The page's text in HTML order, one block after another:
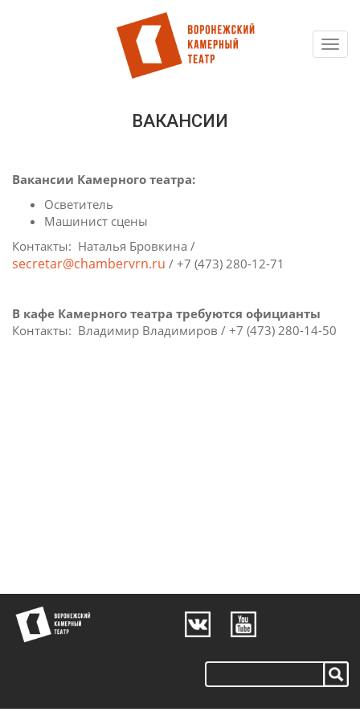
ВАКАНСИИ
Вакансии Камерного театра:
Осветитель
Машинист сцены
Контакты: Наталья Бровкина /
secretar@chambervrn.ru / +7 (473) 280-12-71
В кафе Камерного театра требуются официанты
Контакты: Владимир Владимиров / +7 (473) 280-14-50